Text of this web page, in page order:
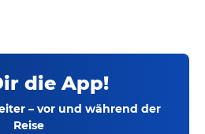
die App!
– vor und während der
Reise